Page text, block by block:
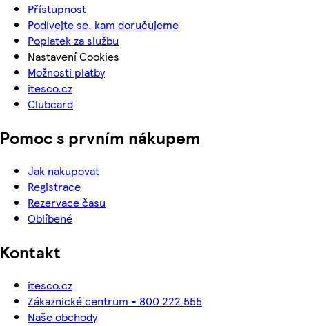
Přístupnost
Podívejte se, kam doručujeme
Poplatek za službu
Nastavení Cookies
Možnosti platby
itesco.cz
Clubcard
Pomoc s prvním nákupem
Jak nakupovat
Registrace
Rezervace času
Oblíbené
Kontakt
itesco.cz
Zákaznické centrum - 800 222 555
Naše obchody